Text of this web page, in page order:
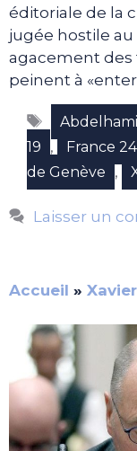
éditoriale de la
jugée hostile
agacement des
peinent à
Étiquettes
19
, France 24
de Genève
,
Laisser un
Accueil »